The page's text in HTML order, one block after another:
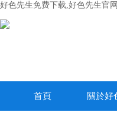
好色先生免费下载,好色先生官
首頁 關於好